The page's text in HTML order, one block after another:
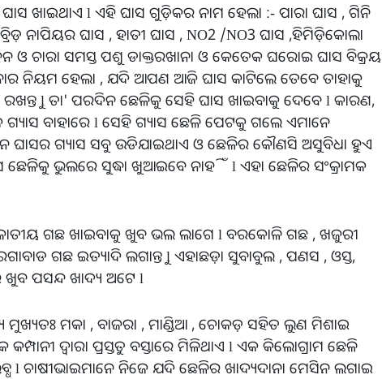
ଘାସ ଖାଇଥାଏ l ଏହି ଘାସ ଗୁଡ଼ିକର ନାମ ହେଲା :- ପାରା ଘାସ , ଗିନି
ନାପିୟର ଘାସ , ହାତୀ ଘାସ , NO2 /NO3 ଘାସ ,ହିମିଡ଼ିକୋଲା
ଓ ଚାରା ସମସ୍ତ ପଶୁ ଡାକ୍ତରଖାନା ଓ କେତେକ ଘରୋଇ ଘାସ ବିକ୍ରୟ
ନିୟମ ହେଲା , ଯଦି ଆପଣ ଆଜି ଘାସ କାଟିଲେ ତେବେ ତାହାକୁ
l ତା' ପରଦିନ ଛେଳିକୁ ସେହି ଘାସ ଖାଇବାକୁ ଦେବେ l କାରଣ,
ବାହାରେ l ସେହି ଗ୍ୟାସ ଛେଳି ପେଟକୁ ଗଲେ ଏମାନେ
ଘାସର ଗ୍ୟାସ ସବୁ ଉଡିଯାଇଥାଏ ଓ ଛେଳିର କୌଣସି ଅସୁବିଧା ହୁଏ
ଛେଳିକୁ ଭୁଲରେ ସୁଦ୍ଧା ଖୁଆଇବେ ନାହିଁ l ଏହା ଛେଳିର ସଂକ୍ରାମକ
ଗଛ ଖାଇବାକୁ ଖୁବ ଭଲ ଲାଗେ l ବରକୋଳି ଗଛ , ଖଜୁରୀ
ଗଛ ଇତ୍ୟାଦି ଲଗାନ୍ତୁ l ଏହାଛଡ଼ା ସୁବାବୁଲ , ପଣସ , ଓସ୍ତ,
ପସନ୍ଦ ଖାଦ୍ୟ ଅଟେ l
ମୁଖ୍ୟତଃ ମକା , ବାଜରା , ମାଣ୍ଡିଆ , ଚୋକଡ଼ ସହିତ ଲୁଣ ମିଶାଇ
ଦ୍ୱାରା ପ୍ରସ୍ତୁତ ବସ୍ତାରେ ମିଳିଥାଏ l ଏକ କିଲୋଗ୍ରାମ ଛେଳି
l ଚାଷୀଭାଇମାନେ ନିଜେ ଯଦି ଛେଳିର ଖାଦ୍ୟଦାନା ମେସିନ ଲଗାଇ